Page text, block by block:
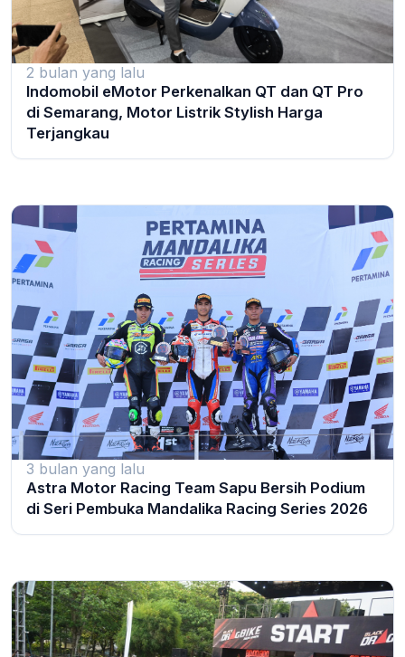
2 bulan yang lalu
Indomobil eMotor Perkenalkan QT dan QT Pro
di Semarang, Motor Listrik Stylish Harga
Terjangkau
3 bulan yang lalu
Astra Motor Racing Team Sapu Bersih Podium
di Seri Pembuka Mandalika Racing Series 2026